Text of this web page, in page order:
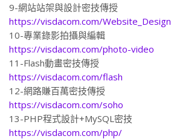
9-網站站架與設計密技傳授
https://visdacom.com/Website_Design
10-專業錄影拍攝與編輯
https://visdacom.com/photo-video
11-Flash動畫密技傳授
https://visdacom.com/flash
12-網路賺百萬密技傳授
https://visdacom.com/soho
13-PHP程式設計+MySQL密技
https://visdacom.com/php/